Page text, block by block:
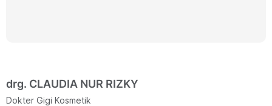
drg. CLAUDIA NUR RIZKY
Dokter Gigi Kosmetik